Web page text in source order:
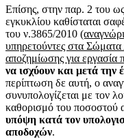
Επίσης, στην παρ. 2 του
εγκυκλίου καθίσταται
του ν.3865/2010
υπηρετούντες στα
αποζημίωσης για εργασία
να ισχύουν και μετά την
περίπτωση δε αυτή, ο
συνυπολογίζεται με τον
καθορισμό του ποσοστού
υπόψη κατά τον
αποδοχών.